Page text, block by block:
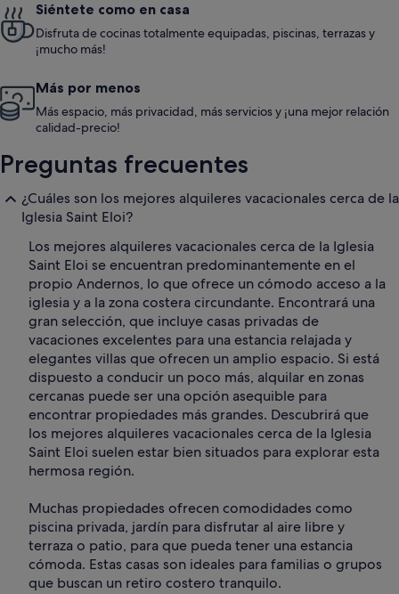
Siéntete como en casa
Disfruta de cocinas totalmente equipadas, piscinas, terrazas y
¡mucho más!
Más por menos
Más espacio, más privacidad, más servicios y ¡una mejor relación
calidad-precio!
Preguntas frecuentes
¿Cuáles son los mejores alquileres vacacionales cerca de la
Iglesia Saint Eloi?
Los mejores alquileres vacacionales cerca de la Iglesia
Saint Eloi se encuentran predominantemente en el
propio Andernos, lo que ofrece un cómodo acceso a la
iglesia y a la zona costera circundante. Encontrará una
gran selección, que incluye casas privadas de
vacaciones excelentes para una estancia relajada y
elegantes villas que ofrecen un amplio espacio. Si está
dispuesto a conducir un poco más, alquilar en zonas
cercanas puede ser una opción asequible para
encontrar propiedades más grandes. Descubrirá que
los mejores alquileres vacacionales cerca de la Iglesia
Saint Eloi suelen estar bien situados para explorar esta
hermosa región.
Muchas propiedades ofrecen comodidades como
piscina privada, jardín para disfrutar al aire libre y
terraza o patio, para que pueda tener una estancia
cómoda. Estas casas son ideales para familias o grupos
que buscan un retiro costero tranquilo.